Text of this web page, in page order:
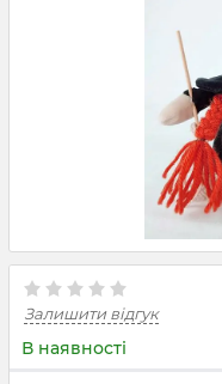
Залишити відгук
В наявності